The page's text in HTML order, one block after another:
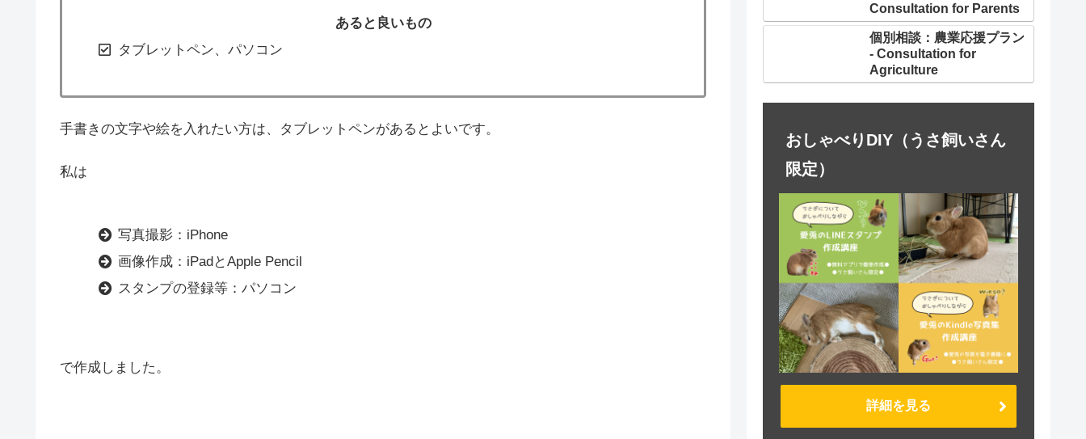
あると良いもの
タブレットペン、パソコン
手書きの文字や絵を入れたい方は、タブレットペンがあるとよいです。
私は
写真撮影：iPhone
画像作成：iPadとApple Pencil
スタンプの登録等：パソコン
で作成しました。
Consultation for Parents
個別相談：農業応援プラン
- Consultation for
Agriculture
おしゃべりDIY（うさ飼いさん
限定）
詳細を見る